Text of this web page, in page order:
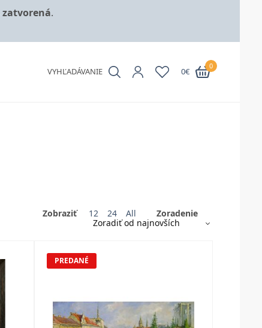
zatvorená.
VYHĽADÁVANIE 0€
0
Zobraziť 12 24 All Zoradenie
PREDANÉ